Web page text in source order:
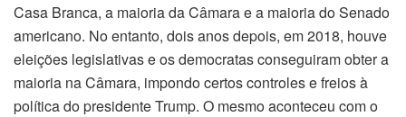
Casa Branca, a maioria da Câmara e a maioria do Senado
americano. No entanto, dois anos depois, em 2018, houve
eleições legislativas e os democratas conseguiram obter a
maioria na Câmara, impondo certos controles e freios à
política do presidente Trump. O mesmo aconteceu com o